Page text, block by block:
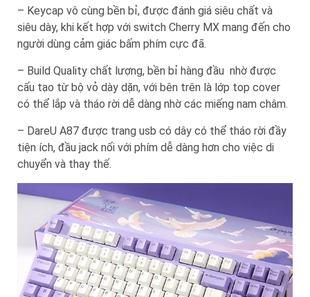
– Keycap vô cùng bền bỉ, được đánh giá siêu chất và
siêu dày, khi kết hợp với switch Cherry MX mang đến cho
người dùng cảm giác bấm phím cực đã.
– Build Quality chất lượng, bền bỉ hàng đầu nhờ được
cấu tạo từ bộ vỏ dày dặn, với bên trên là lớp top cover
có thể lắp và tháo rời dễ dàng nhờ các miếng nam châm.
– DareU A87 được trang usb có dây có thể tháo rời đầy
tiện ích, đầu jack nối với phím dễ dàng hơn cho việc di
chuyển và thay thế.